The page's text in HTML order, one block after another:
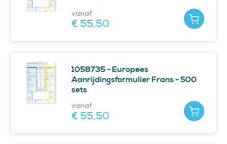
vanaf
€ 55,50
1058735 - Europees
Aanrijdingsformulier Frans - 500
sets
vanaf
€ 55,50